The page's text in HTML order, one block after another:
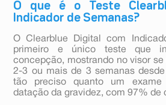
O que é o Teste
Indicador de Semanas?
O Clearblue Digital com
primeiro e único teste que
concepção, mostrando no visor
2-3 ou mais de 3 semanas
tão preciso quanto um exame
datação da gravidez, com 97% de